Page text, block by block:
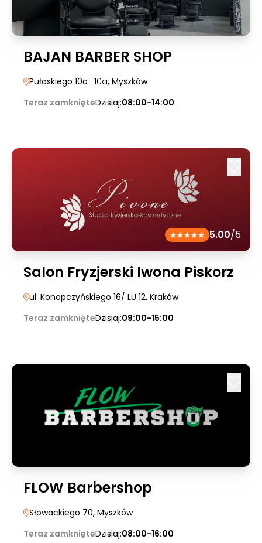
BAJAN BARBER SHOP
Pułaskiego 10a | 10a, Myszków
Teraz zamknięteDzisiaj:08:00-14:00
5.00/5
Salon Fryzjerski Iwona Piskorz
ul. Konopczyńskiego 16/ LU 12, Kraków
Teraz zamknięteDzisiaj:09:00-15:00
FLOW Barbershop
Słowackiego 70, Myszków
Teraz zamknięteDzisiaj:08:00-16:00